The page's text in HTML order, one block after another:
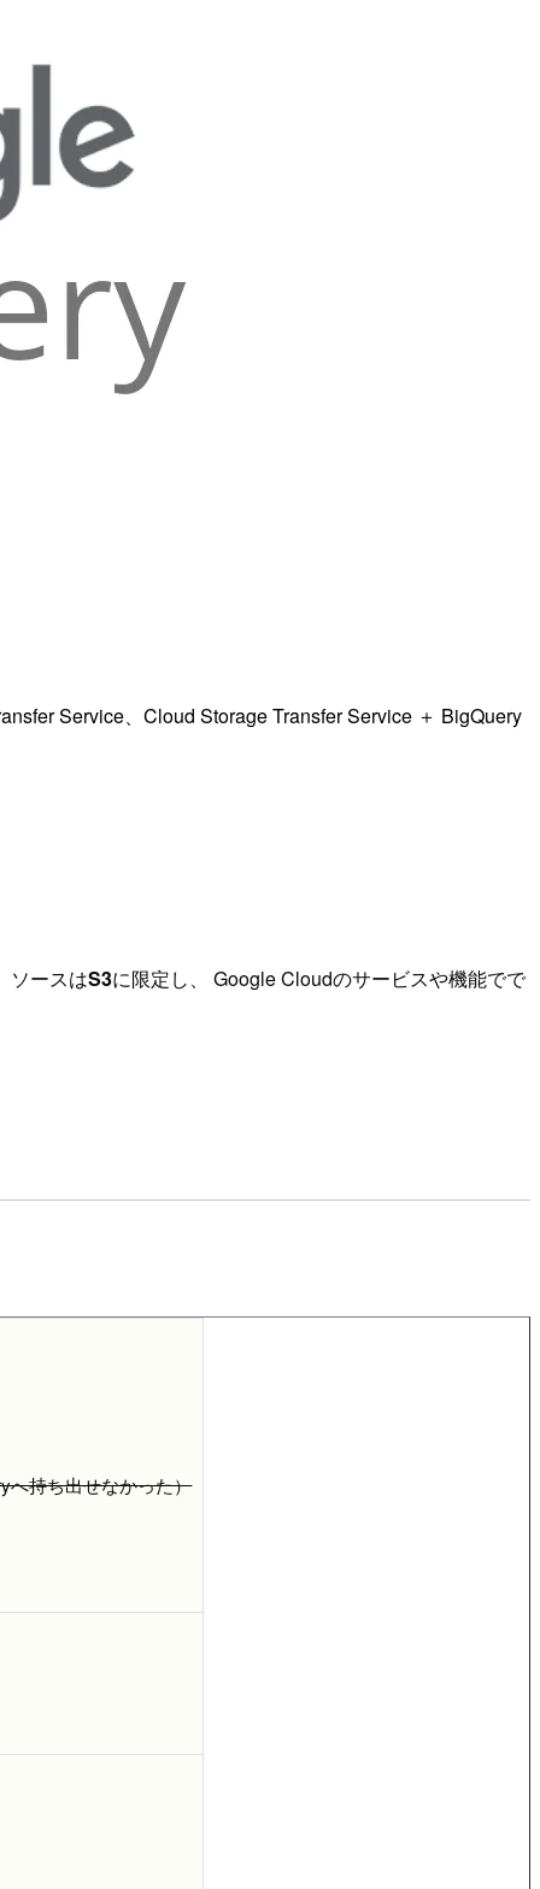
Service、Cloud Storage Transfer Service ＋ BigQuery
ソースはS3に限定し、 Google Cloudのサービスや機能でで
持ち出せなかった）